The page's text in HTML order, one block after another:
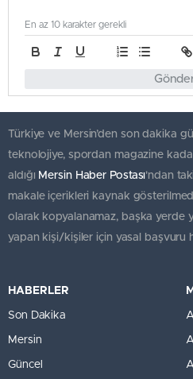
En az 10 karakter gerekli
Türkiye ve Mersin’den son dakika
teknolojiye, spordan magazine
aldığı Mersin Haber Postası'ndan
makale içerikleri kaynak
olarak kopyalanamaz, başka yerde
yapan kişi/kişiler için yasal başvuru
HABERLER
Son Dakika
Mersin
Güncel